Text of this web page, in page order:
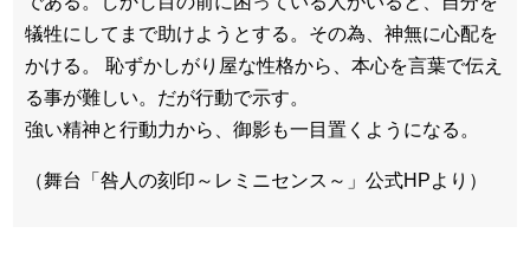
犠牲にしてまで助けようとする。その為、神無に心配を
かける。 恥ずかしがり屋な性格から、本心を言葉で伝え
る事が難しい。だが行動で示す。
強い精神と行動力から、御影も一目置くようになる。
（舞台「咎人の刻印～レミニセンス～」公式HPより）